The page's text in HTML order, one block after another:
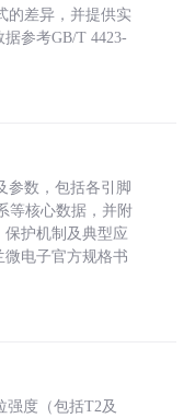
的差异，并提供实
参考GB/T 4423-
参数，包括各引脚
等核心数据，并附
护机制及典型应
电子官方规格书
强度（包括T2及